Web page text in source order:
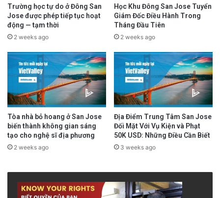
Cô bé năm nay đã lên 17, cháu chỉ ước ao
được đến bến bờ tự do và được vào chủng
viện để trở thành một nữ tu Công Giáo hầu xoa
dịu nỗi khổ đau của nhân loại, mà mẹ con cô
chính là những người bất hạnh đã và đang
phải trải qua….
Họ là đồng bào của chúng ta, họ là đồng
hương của quý vị. Họ là chiến hữu của các
những người đồng đạo, cùng đơn vị, là người
thân ruột thịt hay là bạn cùng trường, cùng sở,
Trường học tự do ở Đông San
Jose được phép tiếp tục hoạt
động — tạm thời
2 weeks ago
Học Khu Đông San Jose Tuyển
Giám Đốc Điều Hành Trong
Tháng Đầu Tiên
2 weeks ago
Tòa nhà bỏ hoang ở San Jose
biến thành không gian sáng
tạo cho nghệ sĩ địa phương
2 weeks ago
Địa Điểm Trung Tâm San Jose
Đối Mặt Với Vụ Kiện và Phạt
50K USD: Những Điều Cần Biết
3 weeks ago